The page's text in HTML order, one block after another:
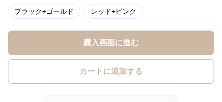
ブラック+ゴールド レッド+ピンク
購入画面に進む
カートに追加する